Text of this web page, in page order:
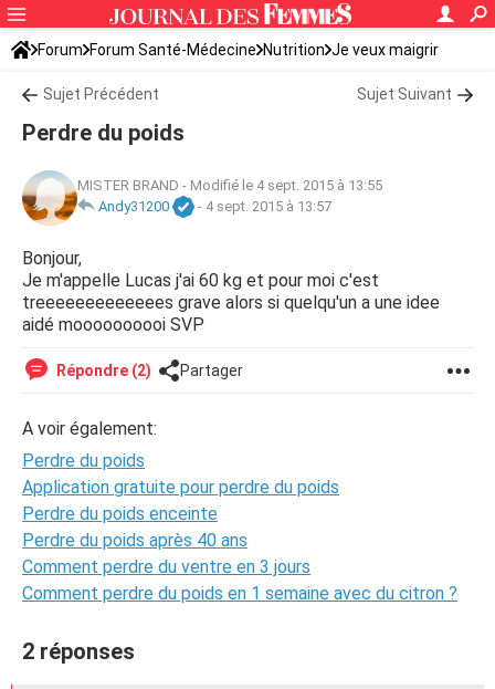
Forum Forum Santé-Médecine Nutrition Je veux maigrir
Sujet Précédent Sujet Suivant
Perdre du poids
MISTER BRAND - Modifié le 4 sept. 2015 à 13:55
Andy31200
- 4 sept. 2015 à 13:57
Bonjour,
Je m'appelle Lucas j'ai 60 kg et pour moi c'est
treeeeeeeeeeeees grave alors si quelqu'un a une idee
aidé moooooooooi SVP
Répondre (2) Partager
A voir également:
Perdre du poids
Application gratuite pour perdre du poids
Perdre du poids enceinte
Perdre du poids après 40 ans
Comment perdre du ventre en 3 jours
Comment perdre du poids en 1 semaine avec du citron ?
2 réponses